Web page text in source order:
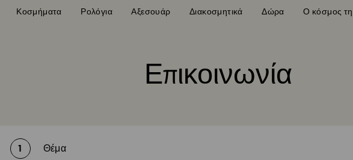
Κοσμήματα Ρολόγια Αξεσουάρ Διακοσμητικά Δώρα Ο κόσμος
Επικοινωνία
1 Θέμα